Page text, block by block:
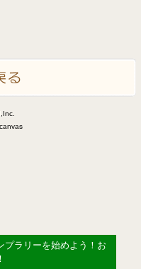
プラリーを始めよう！お